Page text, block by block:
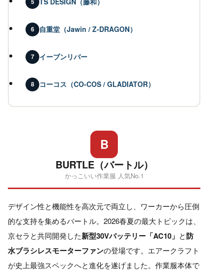
6 自重堂（Jawin / Z-DRAGON）
7 イーブンリバー
8 コーコス（CO-COS / GLADIATOR）
B
BURTLE（バートル）
かっこいい作業服 人気No.1
デザイン性と機能性を高次元で両立し、ワーカーから圧倒
的な支持を集めるバートル。2026春夏の最大トピックは、
京セラと共同開発した新型30Vバッテリー「AC10」 と防
水ブラシレスモーターファンの登場です。エアークラフト
が史上最強スペックへと進化を遂げました。作業服本体で